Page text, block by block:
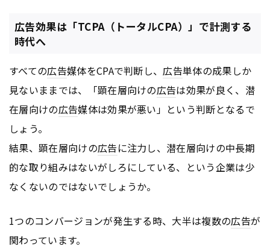
広告効果は「TCPA（トータルCPA）」で計測する
時代へ
すべての広告媒体をCPAで判断し、 広告単体の成果しか
見ないままでは、「顕在層向けの広告は効果が良く、潜
在層向けの広告媒体は効果が悪い」という判断となるで
しょう。
結果、顕在層向けの広告に注力し、潜在層向けの中長期
的な取り組みはないがしろにしている、という企業は少
なくないのではないでしょうか。
1つのコンバージョンが発生する時、大半は複数の広告が
関わっています。